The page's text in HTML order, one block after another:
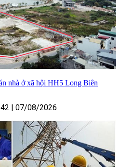
nhà ở xã hội HH5 Long Biên
| 07/08/2026